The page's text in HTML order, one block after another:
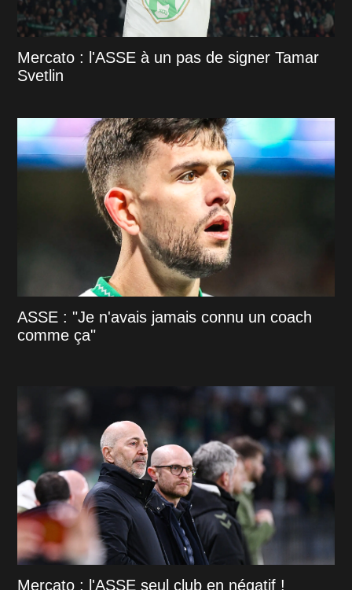
Mercato : l'ASSE à un pas de signer Tamar
Svetlin
ASSE : "Je n'avais jamais connu un coach
comme ça"
Mercato : l'ASSE seul club en négatif !